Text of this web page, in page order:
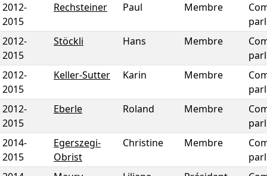
2012-
2015
Rechsteiner Paul Membre
2012-
2015
Stöckli Hans Membre
2012-
2015
Keller-Sutter Karin Membre
2012-
2015
Eberle Roland Membre
2014-
2015
Egerszegi-
Obrist
Christine Membre